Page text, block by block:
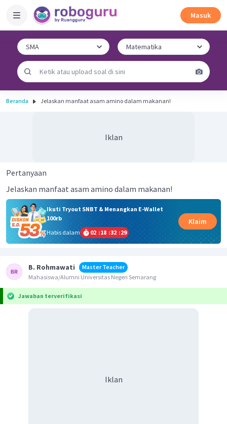
Masuk
Beranda Jelaskan manfaat asam amino dalam makanan!
Iklan
Pertanyaan
Jelaskan manfaat asam amino dalam makanan!
Ikuti Tryout SNBT & Menangkan E-Wallet
100rb
Habis dalam
02 :18 :32 :29
Klaim
B. Rohmawati
Master Teacher
Mahasiswa/Alumni Universitas Negeri Semarang
Jawaban terverifikasi
Iklan